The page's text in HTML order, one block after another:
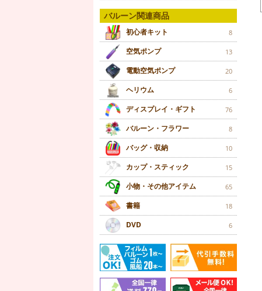
バルーン関連商品
初心者キット 8
空気ポンプ 13
電動空気ポンプ 20
ヘリウム 6
ディスプレイ・ギフト 76
バルーン・フラワー 8
バッグ・収納 10
カップ・スティック 15
小物・その他アイテム 65
書籍 18
DVD 6